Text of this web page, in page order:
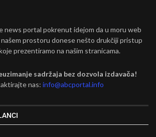
news portal pokrenut idejom da u moru web
prostoru donese nešto drukčiji pristup
prezentiramo na našim stranicama.
sadržaja bez dozvola izdavača!
nas:info@abcportal.info